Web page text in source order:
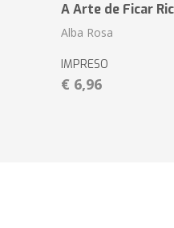
A Arte de Ficar
Alba Rosa
IMPRESO
€ 6,96